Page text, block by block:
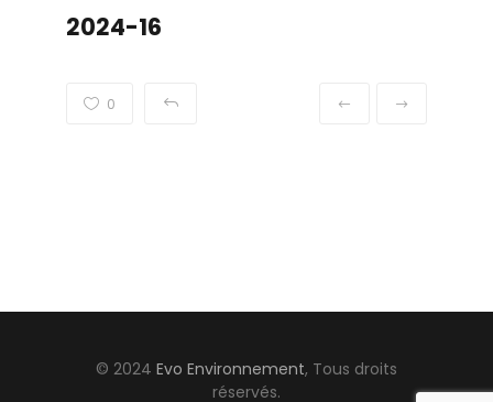
2024-16
0
© 2024 Evo Environnement, Tous droits
réservés.